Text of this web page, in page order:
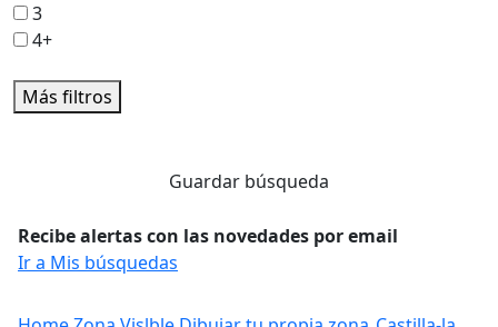
3
4+
Más filtros
Guardar búsqueda
Recibe alertas con las novedades por email
Ir a Mis búsquedas